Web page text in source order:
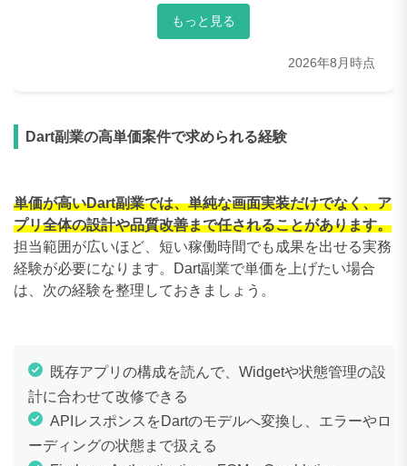
100〜109万円 1件
110〜119万円 0件
120〜129万円 0件
160〜169万円 0件
もっと見る
2026年8月時点
Dart副業の高単価案件で求められる経験
単価が高いDart副業では、単純な画面実装だけでなく、ア
プリ全体の設計や品質改善まで任されることがあります。
担当範囲が広いほど、短い稼働時間でも成果を出せる実務
経験が必要になります。Dart副業で単価を上げたい場合
は、次の経験を整理しておきましょう。
既存アプリの構成を読んで、Widgetや状態管理の設
計に合わせて改修できる
APIレスポンスをDartのモデルへ変換し、エラーやロ
ーディングの状態まで扱える